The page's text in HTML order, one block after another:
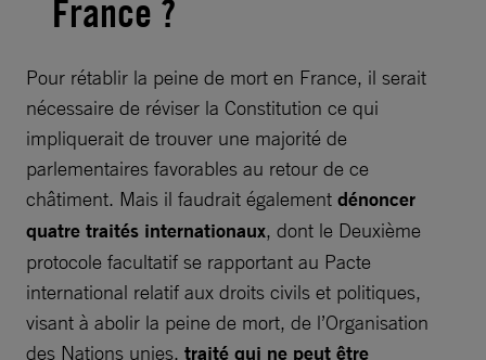
France ?
Pour rétablir la peine de mort en France, il serait
nécessaire de réviser la Constitution ce qui
impliquerait de trouver une majorité de
parlementaires favorables au retour de ce
châtiment. Mais il faudrait également dénoncer
quatre traités internationaux, dont le Deuxième
protocole facultatif se rapportant au Pacte
international relatif aux droits civils et politiques,
visant à abolir la peine de mort, de l’Organisation
des Nations unies, traité qui ne peut être